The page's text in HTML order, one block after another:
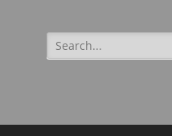
Suchen
nach: